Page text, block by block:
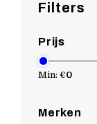
Filters
Prijs
Min: €0
Merken